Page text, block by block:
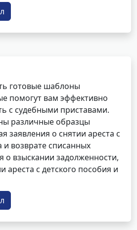
готовые шаблоны
помогут вам эффективно
с судебными приставами.
различные образцы
заявления о снятии ареста с
и возврате списанных
о взыскании задолженности,
ареста с детского пособия и